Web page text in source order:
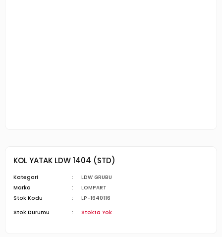
KOL YATAK LDW 1404 (STD)
Kategori
LDW GRUBU
Marka
LOMPART
Stok Kodu
LP-1640116
Stok Durumu
Stokta Yok